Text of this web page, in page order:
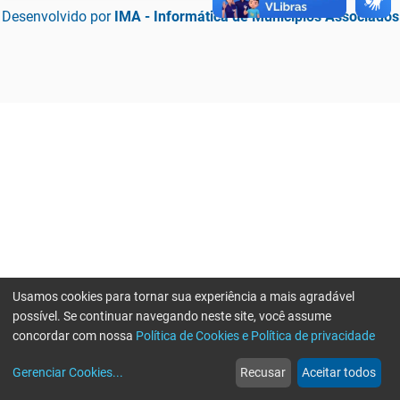
Desenvolvido por IMA - Informática de Municípios Associados
web
Notícias
more_horiz
Mais
Usamos cookies para tornar sua experiência a mais agradável
possível. Se continuar navegando neste site, você assume
concordar com nossa Política de Cookies e Política de privacidade
Gerenciar Cookies... Recusar Aceitar todos
Erro ao enviar informações, por favor tente novamente